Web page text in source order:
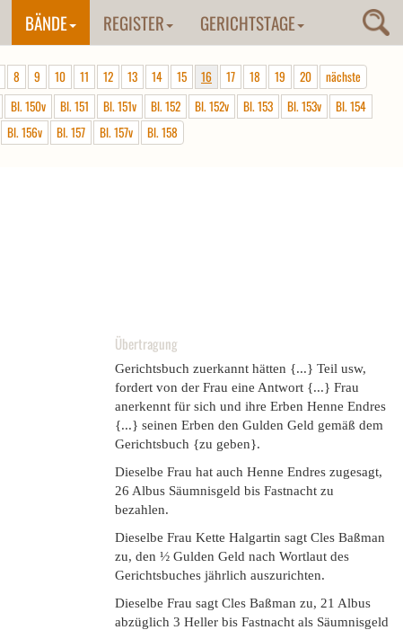
BÄNDE REGISTER GERICHTSTAGE
8 9 10 11 12 13 14 15 16 17 18 19 20
nächste
Bl. 150v Bl. 151 Bl. 151v Bl. 152 Bl. 152v Bl. 153 Bl. 153v
Bl. 154
Bl. 156v Bl. 157 Bl. 157v Bl. 158
Übertragung
Gerichtsbuch zuerkannt hätten {...} Teil usw,
fordert von der Frau eine Antwort {...} Frau
anerkennt für sich und ihre Erben Henne Endres
{...} seinen Erben den Gulden Geld gemäß dem
Gerichtsbuch {zu geben}.
Dieselbe Frau hat auch Henne Endres zugesagt,
26 Albus Säumnisgeld bis Fastnacht zu
bezahlen.
Dieselbe Frau Kette Halgartin sagt Cles Baßman
zu, den ½ Gulden Geld nach Wortlaut des
Gerichtsbuches jährlich auszurichten.
Dieselbe Frau sagt Cles Baßman zu, 21 Albus
abzüglich 3 Heller bis Fastnacht als Säumnisgeld